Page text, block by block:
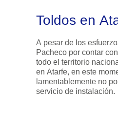
Toldos en
A pesar de los
Pacheco por contar con distribuidores en
todo el territorio nacional, lo cierto es que
en Atarfe, en este
lamentablemente no
servicio de instalación.